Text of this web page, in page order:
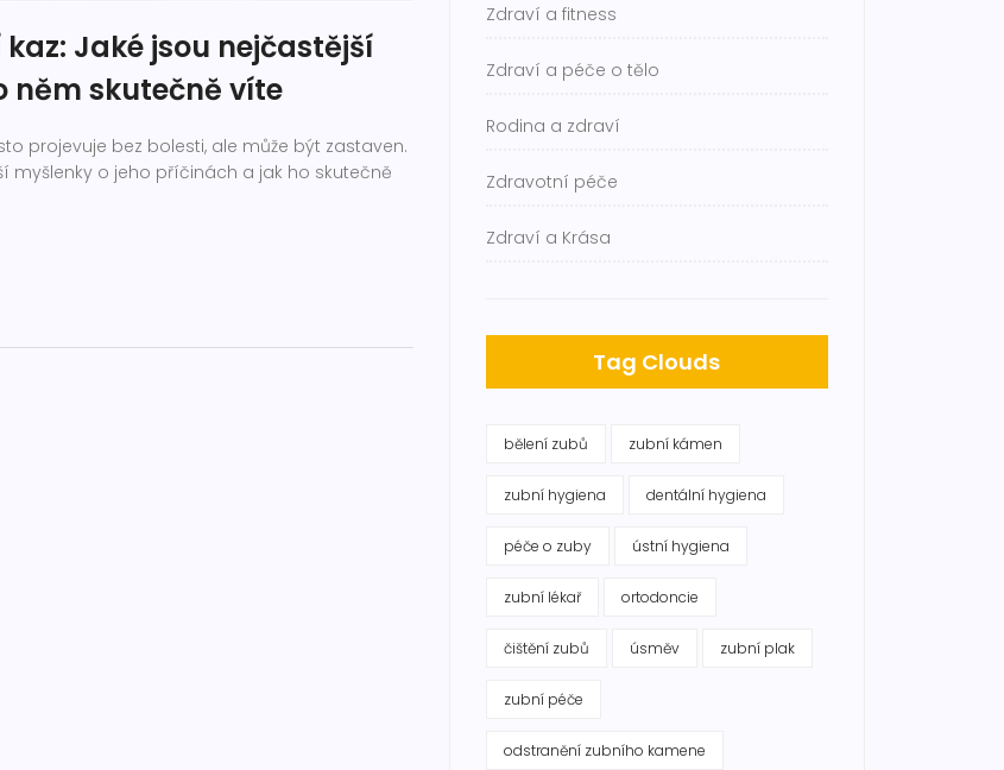
Jaké jsou nejčastější
něm skutečně víte
projevuje bez bolesti, ale může být zastaven.
myšlenky o jeho příčinách a jak ho skutečně
Zdraví a fitness
Zdraví a péče o tělo
Rodina a zdraví
Zdravotní péče
Zdraví a Krása
Tag Clouds
bělení zubů zubní kámen
zubní hygiena dentální hygiena
péče o zuby ústní hygiena
zubní lékař ortodoncie
čištění zubů úsměv zubní plak
zubní péče
odstranění zubního kamene